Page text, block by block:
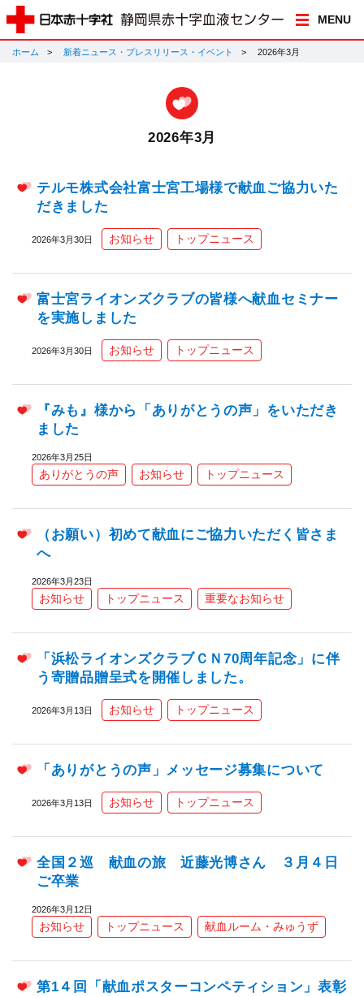
MENU
ホーム 新着ニュース・プレスリリース・イベント 2026年3月
2026年3月
テルモ株式会社富士宮工場様で献血ご協力いた
だきました
2026年3月30日 お知らせ トップニュース
富士宮ライオンズクラブの皆様へ献血セミナー
を実施しました
2026年3月30日 お知らせ トップニュース
『みも』様から「ありがとうの声」をいただき
ました
2026年3月25日
ありがとうの声 お知らせ トップニュース
（お願い）初めて献血にご協力いただく皆さま
へ
2026年3月23日
お知らせ トップニュース 重要なお知らせ
「浜松ライオンズクラブＣＮ70周年記念」に伴
う寄贈品贈呈式を開催しました。
2026年3月13日 お知らせ トップニュース
「ありがとうの声」メッセージ募集について
2026年3月13日 お知らせ トップニュース
全国２巡 献血の旅 近藤光博さん ３月４日
ご卒業
2026年3月12日
お知らせ トップニュース 献血ルーム・みゅうず
第1４回「献血ポスターコンペティション」表彰